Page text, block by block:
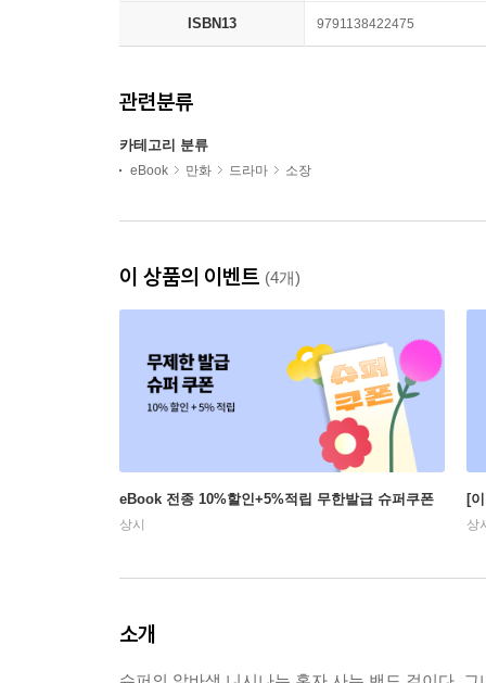
ISBN13 9791138422475
관련분류
카테고리 분류
eBook 만화 드라마 소장
이 상품의 이벤트 (4개)
eBook 전종 10%할인+5%적립 무한발급 슈퍼쿠폰
상시
[
상
소개